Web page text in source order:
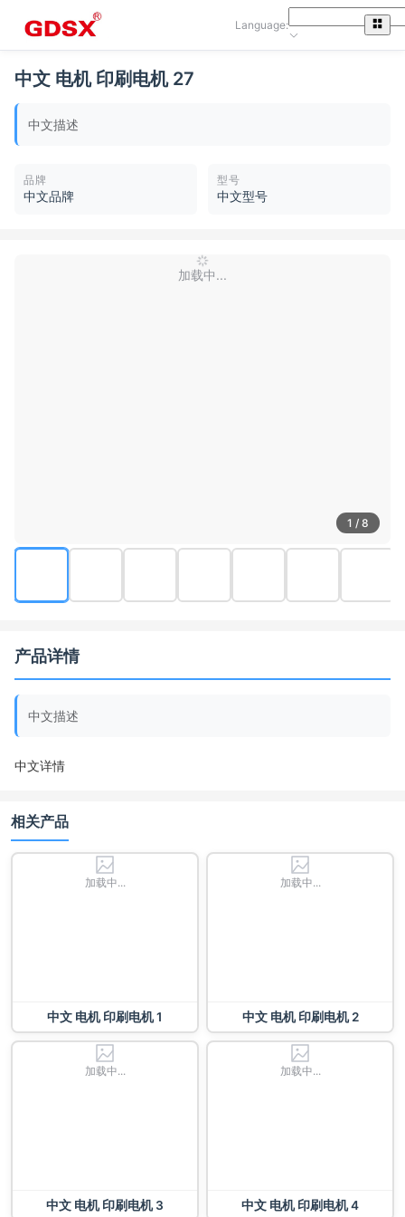
Language:
中文 电机 印刷电机 27
中文描述
品牌
中文品牌
型号
中文型号
加载中...
1 / 8
产品详情
中文描述
中文详情
相关产品
加载中...
中文 电机 印刷电机 1
加载中...
中文 电机 印刷电机 2
加载中...
中文 电机 印刷电机 3
加载中...
中文 电机 印刷电机 4